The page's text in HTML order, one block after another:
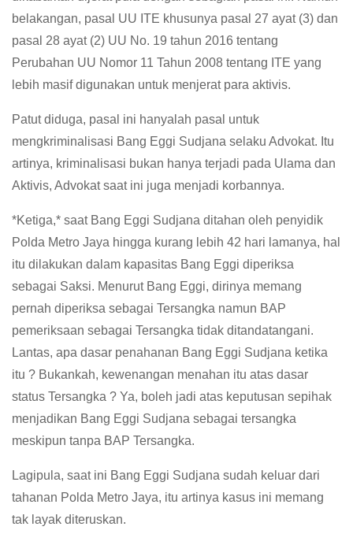
belakangan, pasal UU ITE khusunya pasal 27 ayat (3) dan
pasal 28 ayat (2) UU No. 19 tahun 2016 tentang
Perubahan UU Nomor 11 Tahun 2008 tentang ITE yang
lebih masif digunakan untuk menjerat para aktivis.
Patut diduga, pasal ini hanyalah pasal untuk
mengkriminalisasi Bang Eggi Sudjana selaku Advokat. Itu
artinya, kriminalisasi bukan hanya terjadi pada Ulama dan
Aktivis, Advokat saat ini juga menjadi korbannya.
*Ketiga,* saat Bang Eggi Sudjana ditahan oleh penyidik
Polda Metro Jaya hingga kurang lebih 42 hari lamanya, hal
itu dilakukan dalam kapasitas Bang Eggi diperiksa
sebagai Saksi. Menurut Bang Eggi, dirinya memang
pernah diperiksa sebagai Tersangka namun BAP
pemeriksaan sebagai Tersangka tidak ditandatangani.
Lantas, apa dasar penahanan Bang Eggi Sudjana ketika
itu ? Bukankah, kewenangan menahan itu atas dasar
status Tersangka ? Ya, boleh jadi atas keputusan sepihak
menjadikan Bang Eggi Sudjana sebagai tersangka
meskipun tanpa BAP Tersangka.
Lagipula, saat ini Bang Eggi Sudjana sudah keluar dari
tahanan Polda Metro Jaya, itu artinya kasus ini memang
tak layak diteruskan.